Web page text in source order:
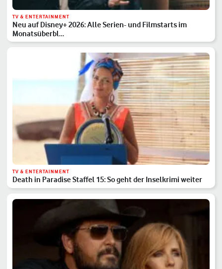
TV & ENTERTAINMENT
Neu auf Disney+ 2026: Alle Serien- und Filmstarts im
Monatsüberbl…
TV & ENTERTAINMENT
Death in Paradise Staffel 15: So geht der Inselkrimi weiter